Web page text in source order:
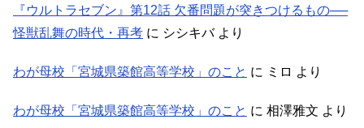
『ウルトラセブン』第12話 欠番問題が突きつけるもの──
怪獣乱舞の時代・再考 に シシキバより
わが母校「宮城県築館高等学校」のこと に ミロ より
わが母校「宮城県築館高等学校」のこと に 相澤雅文 より